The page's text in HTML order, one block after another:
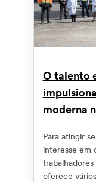
O talento
moderna
Para atingir
interesse em
oferece